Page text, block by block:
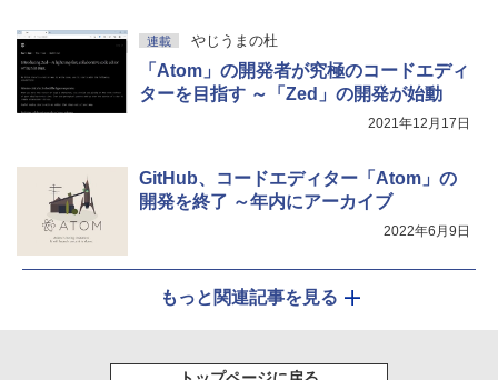
連載 やじうまの杜
「Atom」の開発者が究極のコードエディ
ターを目指す ～「Zed」の開発が始動
2021年12月17日
GitHub、コードエディター「Atom」の
開発を終了 ～年内にアーカイブ
2022年6月9日
もっと関連記事を見る